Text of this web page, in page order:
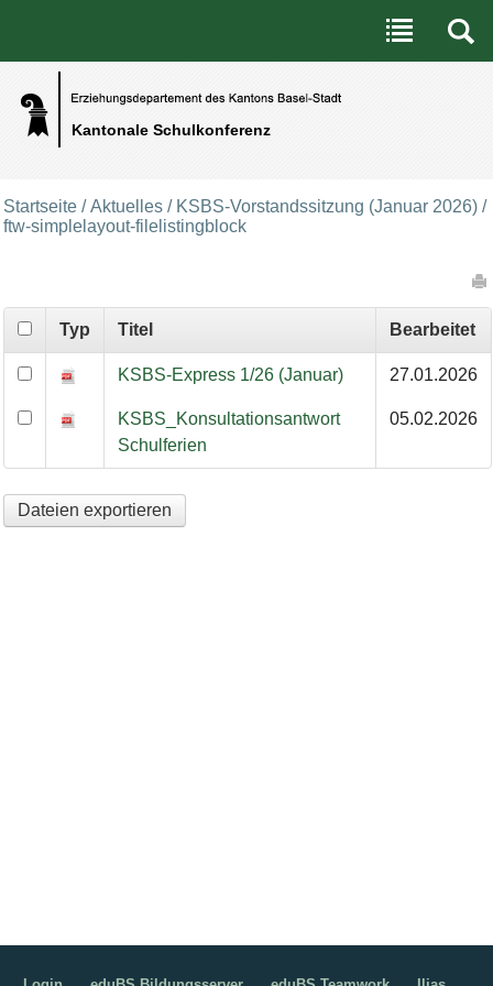
Kantonale Schulkonferenz
Benutzerspezifische Werkzeuge
Direkt zum Inhalt|Direkt zur Navigation
Startseite /Aktuelles / KSBS-Vorstandssitzung (Januar 2026) /
ftw-simplelayout-filelistingblock
Typ Titel Bearbeitet
KSBS-Express 1/26 (Januar) 27.01.2026
KSBS_Konsultationsantwort
Schulferien
05.02.2026
Dateien exportieren